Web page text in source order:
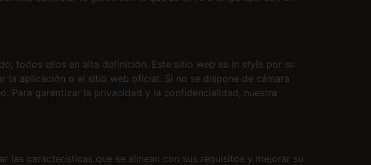
todos ellos en alta definición. Este sitio web es in style por su
la aplicación o el sitio web oficial. Si no se dispone de cámara
Para garantizar la privacidad y la confidencialidad, nuestra
características que se alinean con sus requisitos y mejorar su